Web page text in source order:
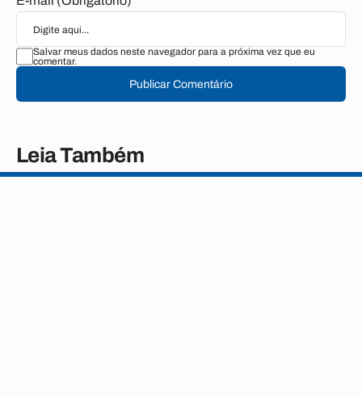
Salvar meus dados neste navegador para a próxima vez que eu
comentar.
Publicar Comentário
Leia Também